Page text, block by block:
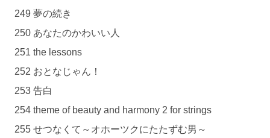
249 夢の続き
250 あなたのかわいい人
251 the lessons
252 おとなじゃん！
253 告白
254 theme of beauty and harmony 2 for strings
255 せつなくて～オホーツクにたたずむ男～